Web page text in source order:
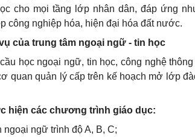
cho mọi tầng lớp nhân dân, đáp ứng
công nghiệp hóa, hiện đại hóa đất nước.
của trung tâm ngoại ngữ - tin học
học ngoại ngữ, tin học, công nghệ
quan quản lý cấp trên kế hoạch mở lớp
hiện các chương trình giáo dục:
ngữ trình độ A, B, C;